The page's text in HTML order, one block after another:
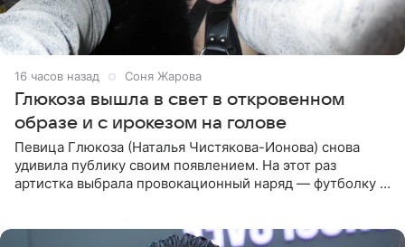
16 часов назад Соня Жарова
Глюкоза вышла в свет в откровенном
образе и с ирокезом на голове
Певица Глюкоза (Наталья Чистякова-Ионова) снова
удивила публику своим появлением. На этот раз
артистка выбрала провокационный наряд — футболку с